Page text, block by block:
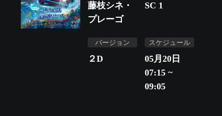
藤枝シネ・
プレーゴ
SC 1
バージョン
２D
スケジュール
05月20日
07:15 ~
09:05